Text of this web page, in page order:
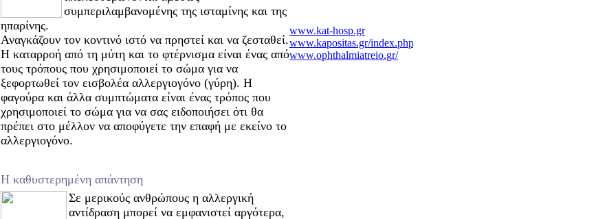
συμπεριλαμβανομένης της ισταμίνης και της
ηπαρίνης.
Αναγκάζουν τον κοντινό ιστό να πρηστεί και να ζεσταθεί.
Η καταρροή από τη μύτη και το φτέρνισμα είναι ένας από
τους τρόπους που χρησιμοποιεί το σώμα για να
ξεφορτωθεί τον εισβολέα αλλεργιογόνο (γύρη). Η
φαγούρα και άλλα συμπτώματα είναι ένας τρόπος που
χρησιμοποιεί το σώμα για να σας ειδοποιήσει ότι θα
πρέπει στο μέλλον να αποφύγετε την επαφή με εκείνο το
αλλεργιογόνο.
Η καθυστερημένη απάντηση
Σε μερικούς ανθρώπους η αλλεργική
αντίδραση μπορεί να εμφανιστεί αργότερα,
www.kat-hosp.gr
www.kapositas.gr/index.php
www.ophthalmiatreio.gr/
www.syggros-hosp.gr/nav_1.htm